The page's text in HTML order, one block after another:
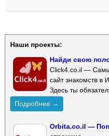
Наши проекты:
Найди свою
Click4.co.il —
сайт знакомств в
Здесь ты
Подробнее →
Orbita.co.il —